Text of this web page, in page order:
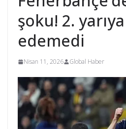
şoku! 2.
edemedi
Nisan 11, 2026 Global Haber